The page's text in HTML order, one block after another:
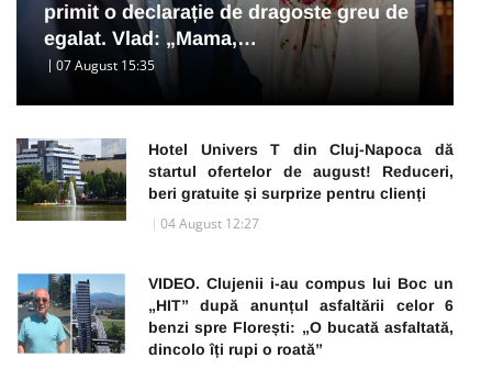
primit o declarație de dragoste greu de
egalat. Vlad: „Mama,…
07 August 15:35
Hotel Univers T din Cluj-Napoca dă
startul ofertelor de august! Reduceri,
beri gratuite și surprize pentru clienți
04 August 12:27
VIDEO. Clujenii i-au compus lui Boc un
„HIT” după anunțul asfaltării celor 6
benzi spre Florești: „O bucată asfaltată,
dincolo îți rupi o roată”